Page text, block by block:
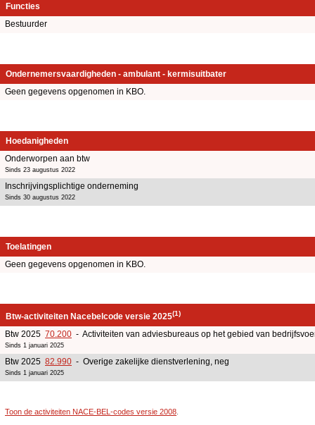
Functies
Bestuurder
Ondernemersvaardigheden - ambulant - kermisuitbater
Geen gegevens opgenomen in KBO.
Hoedanigheden
Onderworpen aan btw
Sinds 23 augustus 2022
Inschrijvingsplichtige onderneming
Sinds 30 augustus 2022
Toelatingen
Geen gegevens opgenomen in KBO.
Btw-activiteiten Nacebelcode versie 2025(1)
Btw 2025 70.200 - Activiteiten van adviesbureaus op het gebied van
Sinds 1 januari 2025
Btw 2025 82.990 - Overige zakelijke dienstverlening, neg
Sinds 1 januari 2025
Toon de activiteiten NACE-BEL-codes versie 2008